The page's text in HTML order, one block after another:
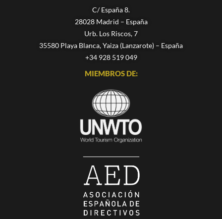
C/ España 8.
28028 Madrid – España
Urb. Los Riscos, 7
35580 Playa Blanca, Yaiza (Lanzarote) – España
+34 928 519 049
MIEMBROS DE: